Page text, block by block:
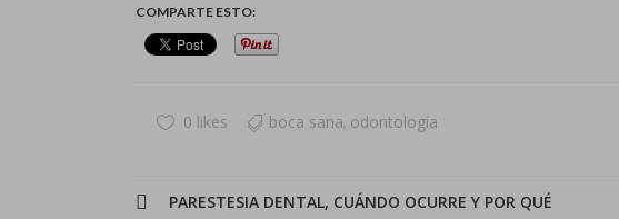
COMPARTE ESTO:
0 likes boca sana, odontología
PARESTESIA DENTAL, CUÁNDO OCURRE Y POR QUÉ